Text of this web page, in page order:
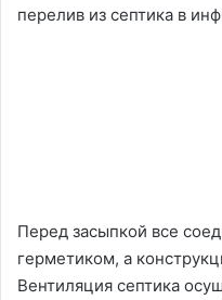
перелив из септика в
Перед засыпкой все
герметиком, а
Вентиляция септика